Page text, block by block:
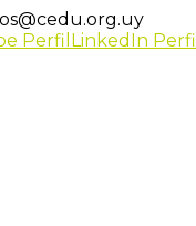
Perfil LinkedIn Perfil